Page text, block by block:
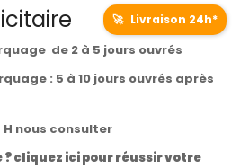
🚀 Livraison 24h*
de 2 à 5 jours ouvrés
: 5 à 10 jours ouvrés après
nous consulter
? cliquez ici pour réussir votre